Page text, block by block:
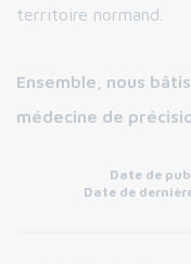
territoire normand.
Ensemble, nous
médecine de
Date de
Date de